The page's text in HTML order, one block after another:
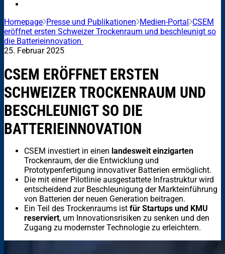
Homepage Presse und Publikationen Medien-Portal CSEM
eröffnet ersten Schweizer Trockenraum und beschleunigt so
die Batterieinnovation
25. Februar 2025
CSEM ERÖFFNET ERSTEN
SCHWEIZER TROCKENRAUM UND
BESCHLEUNIGT SO DIE
BATTERIEINNOVATION
CSEM investiert in einen landesweit einzigarten
Trockenraum, der die Entwicklung und
Prototypenfertigung innovativer Batterien ermöglicht.
Die mit einer Pilotlinie ausgestattete Infrastruktur wird
entscheidend zur Beschleunigung der Markteinführung
von Batterien der neuen Generation beitragen.
Ein Teil des Trockenraums ist für Startups und KMU
reserviert, um Innovationsrisiken zu senken und den
Zugang zu modernster Technologie zu erleichtern.